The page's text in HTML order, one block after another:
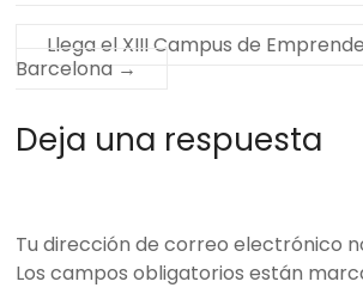
Llega el XIII Campus de
Barcelona →
Deja una respuesta
Tu dirección de correo electrónico
Los campos obligatorios están